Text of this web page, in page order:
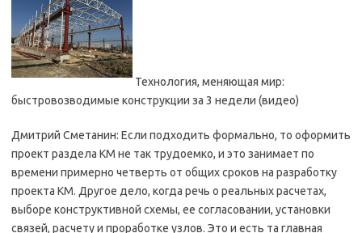
Технология, меняющая мир:
быстровозводимые конструкции за 3 недели (видео)
Дмитрий Сметанин: Если подходить формально, то оформить
проект раздела КМ не так трудоемко, и это занимает по
времени примерно четверть от общих сроков на разработку
проекта КМ. Другое дело, когда речь о реальных расчетах,
выборе конструктивной схемы, ее согласовании, установки
связей, расчету и проработке узлов. Это и есть та главная